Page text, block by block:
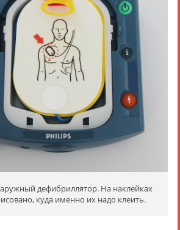
дефибриллятор. На наклейках
куда именно их надо клеить.